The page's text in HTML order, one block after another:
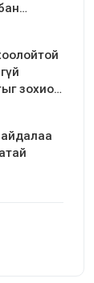
зохион